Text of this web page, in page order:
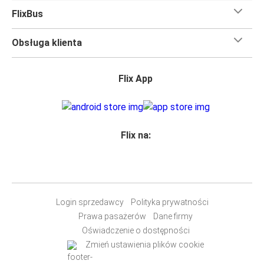
ale jeśli chcesz
wybrać specjalne miejsce
miejsce ze stolikiem, panoramę lub dodatkowe, puste
Wystarczy zarezerwować je online w naszej aplikacji
dostępnych metod płatności.
FlixBus
Obsługa klienta
Flix App
Flix na:
Login sprzedawcy
Polityka prywatności
Prawa pasażerów
Dane firmy
Oświadczenie o dostępności
Zmień ustawienia plików cookie